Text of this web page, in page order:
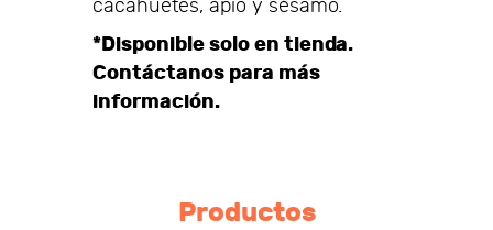
cacahuetes, apio y sésamo.
*Disponible solo en tienda.
Contáctanos para más
información.
Productos